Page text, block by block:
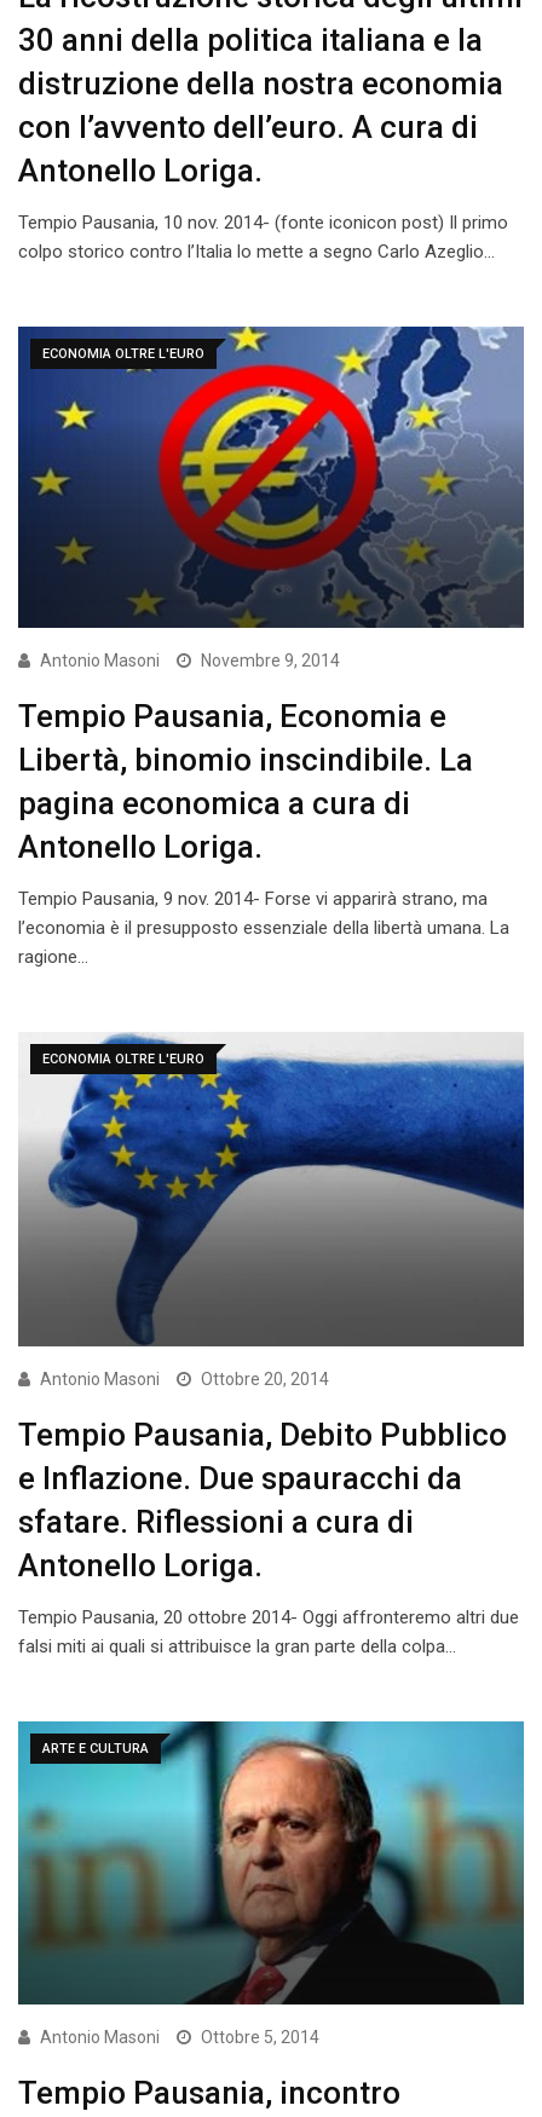
30 anni della politica italiana e la
distruzione della nostra economia
con l’avvento dell’euro. A cura di
Antonello Loriga.
Tempio Pausania, 10 nov. 2014- (fonte iconicon post) Il primo
colpo storico contro l’Italia lo mette a segno Carlo Azeglio…
ECONOMIA OLTRE L'EURO
Antonio Masoni Novembre 9, 2014
Tempio Pausania, Economia e
Libertà, binomio inscindibile. La
pagina economica a cura di
Antonello Loriga.
Tempio Pausania, 9 nov. 2014- Forse vi apparirà strano, ma
l’economia è il presupposto essenziale della libertà umana. La
ragione…
ECONOMIA OLTRE L'EURO
Antonio Masoni Ottobre 20, 2014
Tempio Pausania, Debito Pubblico
e Inflazione. Due spauracchi da
sfatare. Riflessioni a cura di
Antonello Loriga.
Tempio Pausania, 20 ottobre 2014- Oggi affronteremo altri due
falsi miti ai quali si attribuisce la gran parte della colpa…
ARTE E CULTURA
Antonio Masoni Ottobre 5, 2014
Tempio Pausania, incontro